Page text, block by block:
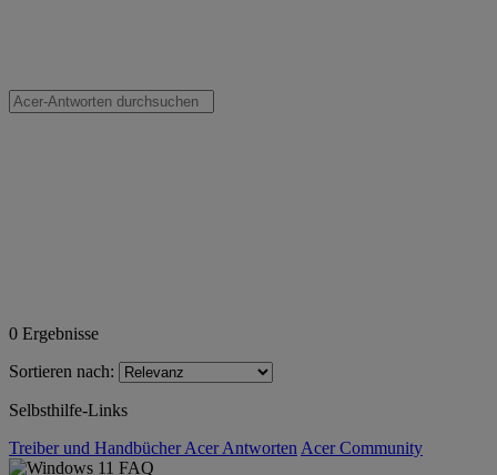
0 Ergebnisse
Sortieren nach:
Selbsthilfe-Links
Treiber und HandbücherAcer Antworten Acer Community